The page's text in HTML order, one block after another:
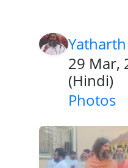
29 Mar,
(Hindi)
Photos